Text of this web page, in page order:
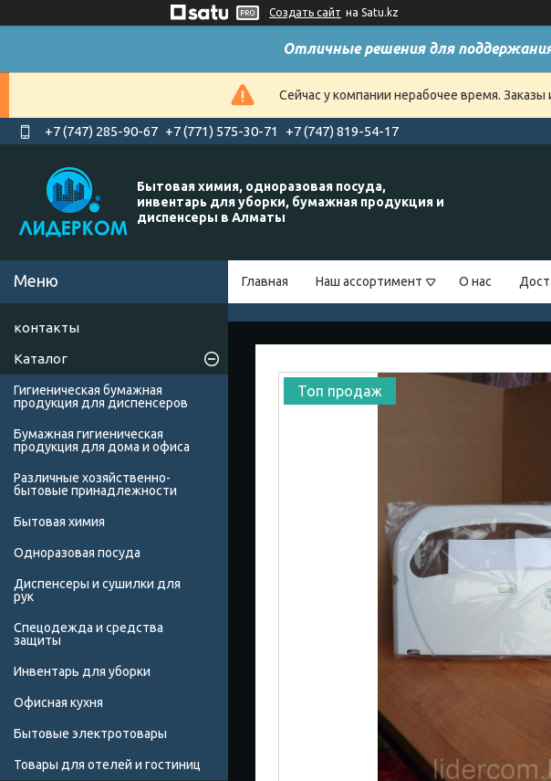
Создать сайт на Satu.kz
Отличные решения для
Сейчас у компании нерабочее время.
+7 (747) 285-90-67 +7 (771) 575-30-71 +7 (747) 819-54-17
Бытовая химия, одноразовая посуда,
инвентарь для уборки, бумажная продукция и
диспенсеры в Алматы
Главная Наш ассортимент О нас
Топ продаж
контакты
Каталог
Гигиеническая бумажная
продукция для диспенсеров
Бумажная гигиеническая
продукция для дома и офиса
Различные хозяйственно-
бытовые принадлежности
Бытовая химия
Одноразовая посуда
Диспенсеры и сушилки для
рук
Спецодежда и средства
защиты
Инвентарь для уборки
Офисная кухня
Бытовые электротовары
Товары для отелей и гостиниц